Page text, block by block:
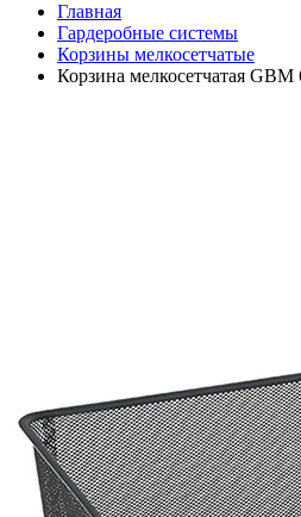
Главная
Гардеробные системы
Корзины мелкосетчатые
Корзина мелкосетчатая GBM